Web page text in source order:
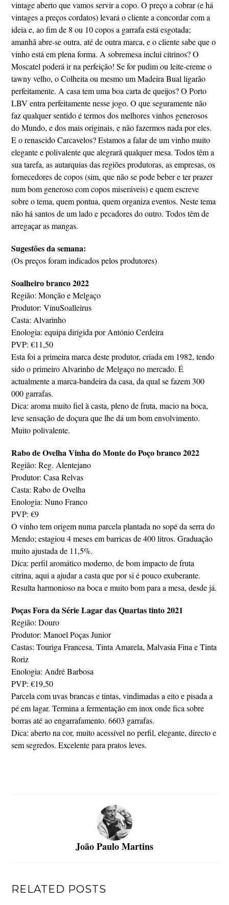
vintage aberto que vamos servir a copo. O preço a cobrar (e há
vintages a preços cordatos) levará o cliente a concordar com a
ideia e, ao fim de 8 ou 10 copos a garrafa está esgotada;
amanhã abre-se outra, até de outra marca, e o cliente sabe que o
vinho está em plena forma. A sobremesa inclui citrinos? O
Moscatel poderá ir na perfeição! Se for pudim ou leite-creme o
tawny velho, o Colheita ou mesmo um Madeira Bual ligarão
perfeitamente. A casa tem uma boa carta de queijos? O Porto
LBV entra perfeitamente nesse jogo. O que seguramente não
faz qualquer sentido é termos dos melhores vinhos generosos
do Mundo, e dos mais originais, e não fazermos nada por eles.
E o renascido Carcavelos? Estamos a falar de um vinho muito
elegante e polivalente que alegrará qualquer mesa. Todos têm a
sua tarefa, as autarquias das regiões produtoras, as empresas, os
fornecedores de copos (sim, que não se pode beber e ter prazer
num bom generoso com copos miseráveis) e quem escreve
sobre o tema, quem pontua, quem organiza eventos. Neste tema
não há santos de um lado e pecadores do outro. Todos têm de
arregaçar as mangas.
Sugestões da semana:
(Os preços foram indicados pelos produtores)
Soalheiro branco 2022
Região: Monção e Melgaço
Produtor: VinuSoalleirus
Casta: Alvarinho
Enologia: equipa dirigida por António Cerdeira
PVP: €11,50
Esta foi a primeira marca deste produtor, criada em 1982, tendo
sido o primeiro Alvarinho de Melgaço no mercado. É
actualmente a marca-bandeira da casa, da qual se fazem 300
000 garrafas.
Dica: aroma muito fiel à casta, pleno de fruta, macio na boca,
leve sensação de doçura que lhe dá um bom envolvimento.
Muito polivalente.
Rabo de Ovelha Vinha do Monte do Poço branco 2022
Região: Reg. Alentejano
Produtor: Casa Relvas
Casta: Rabo de Ovelha
Enologia: Nuno Franco
PVP: €9
O vinho tem origem numa parcela plantada no sopé da serra do
Mendo; estagiou 4 meses em barricas de 400 litros. Graduação
muito ajustada de 11,5%.
Dica: perfil aromático moderno, de bom impacto de fruta
citrina, aqui a ajudar a casta que por si é pouco exuberante.
Resulta harmonioso na boca e muito bom para a mesa, desde já.
Poças Fora da Série Lagar das Quartas tinto 2021
Região: Douro
Produtor: Manoel Poças Junior
Castas: Touriga Francesa, Tinta Amarela, Malvasia Fina e Tinta
Roriz
Enologia: André Barbosa
PVP: €19,50
Parcela com uvas brancas e tintas, vindimadas a eito e pisada a
pé em lagar. Termina a fermentação em inox onde fica sobre
borras até ao engarrafamento. 6603 garrafas.
Dica: aberto na cor, muito acessível no perfil, elegante, directo e
sem segredos. Excelente para pratos leves.
João Paulo Martins
RELATED POSTS